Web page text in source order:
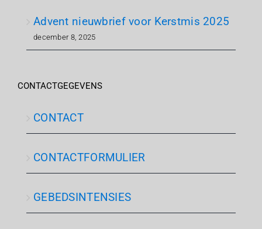
Advent nieuwbrief voor Kerstmis 2025
december 8, 2025
CONTACTGEGEVENS
CONTACT
CONTACTFORMULIER
GEBEDSINTENSIES